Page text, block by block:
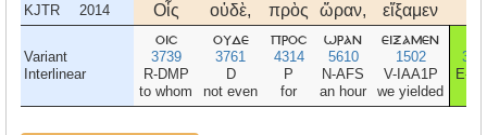
KJTR 2014 Οἷς οὐδὲ, πρὸς ὥραν, εἴξαμεν
Variant
Interlinear
οισ
3739
R-DMP
to whom
ουδε
3761
D
not even
προσ
4314
P
for
ωραν
5610
N-AFS
an hour
ειξαμεν
1502
V-IAA1P
we yielded
E-